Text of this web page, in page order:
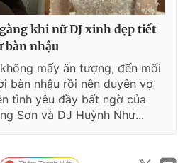
khi nữ DJ xinh đẹp tiết
bàn nhậu
mấy ấn tượng, đến mối
bàn nhậu rồi nên duyên vợ
tình yêu đầy bất ngờ của
Sơn và DJ Huỳnh Như...